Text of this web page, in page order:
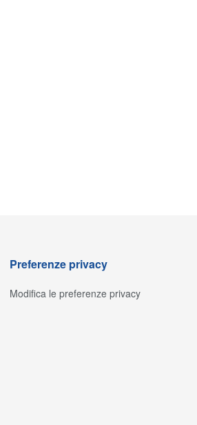
Preferenze privacy
Modifica le preferenze privacy